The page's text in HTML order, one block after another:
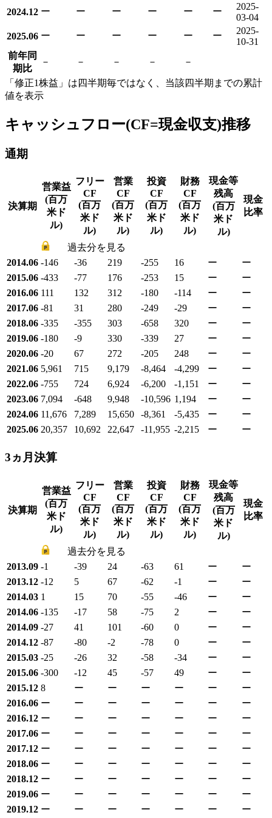
2024.12 ー ー ー ー ー ー
2025-
03-04
2025.06 ー ー ー ー ー ー
2025-
10-31
前年同
期比
－ － － － －
「修正1株益」は四半期毎ではなく、当該四半期までの累計
値を表示
キャッシュフロー(CF=現金収支)推移
通期
決算期
営業益
(百万
米ド
ル)
フリー
CF
(百万
米ド
ル)
営業
CF
(百万
米ド
ル)
投資
CF
(百万
米ド
ル)
財務
CF
(百万
米ド
ル)
現金等
残高
(百万
米ド
ル)
現金
比率
過去分を見る
2014.06 -146 -36 219 -255 16 ー
ー
2015.06 -433 -77 176 -253 15 ー
ー
2016.06 111 132 312 -180 -114 ー
ー
2017.06 -81 31 280 -249 -29 ー
ー
2018.06 -335 -355 303 -658 320 ー
ー
2019.06 -180 -9 330 -339 27 ー
ー
2020.06 -20 67 272 -205 248 ー
ー
2021.06 5,961 715 9,179 -8,464 -4,299 ー
ー
2022.06 -755 724 6,924 -6,200 -1,151 ー
ー
2023.06 7,094 -648 9,948 -10,596 1,194 ー
ー
2024.06 11,676 7,289 15,650 -8,361 -5,435 ー
ー
2025.06 20,357 10,692 22,647 -11,955 -2,215 ー ー
3ヵ月決算
決算期
営業益
(百万
米ド
ル)
フリー
CF
(百万
米ド
ル)
営業
CF
(百万
米ド
ル)
投資
CF
(百万
米ド
ル)
財務
CF
(百万
米ド
ル)
現金等
残高
(百万
米ド
ル)
現金
比率
過去分を見る
2013.09 -1 -39 24 -63 61 ー
ー
2013.12 -12 5 67 -62 -1 ー
ー
2014.03 1 15 70 -55 -46 ー
ー
2014.06 -135 -17 58 -75 2 ー
ー
2014.09 -27 41 101 -60 0 ー
ー
2014.12 -87 -80 -2 -78 0 ー
ー
2015.03 -25 -26 32 -58 -34 ー
ー
2015.06 -300 -12 45 -57 49 ー
ー
2015.12 8 ー ー ー ー ー
ー
2016.06 ー ー ー ー ー ー
ー
2016.12 ー ー ー ー ー ー
ー
2017.06 ー ー ー ー ー ー
ー
2017.12 ー ー ー ー ー ー
ー
2018.06 ー ー ー ー ー ー
ー
2018.12 ー ー ー ー ー ー
ー
2019.06 ー ー ー ー ー ー
ー
2019.12 ー ー ー ー ー ー
ー